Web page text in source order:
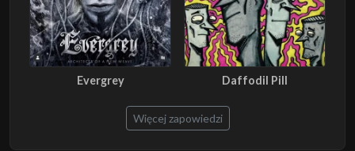
Evergrey Daffodil Pill
Więcej zapowiedzi